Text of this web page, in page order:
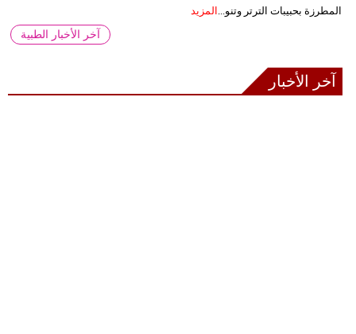
المطرزة بحبيبات الترتر وتنو...
المزيد
آخر الأخبار الطبية
آخر الأخبار